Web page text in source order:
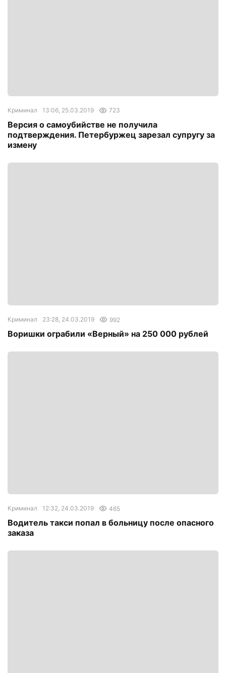
Криминал 13:06, 25.03.2019 723
Версия о самоубийстве не получила
подтверждения. Петербуржец зарезал супругу за
измену
Криминал 23:28, 24.03.2019 992
Воришки ограбили «Верный» на 250 000 рублей
Криминал 12:32, 24.03.2019 465
Водитель такси попал в больницу после опасного
заказа